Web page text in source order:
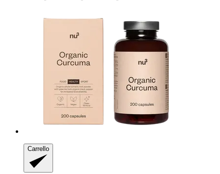
Carrello